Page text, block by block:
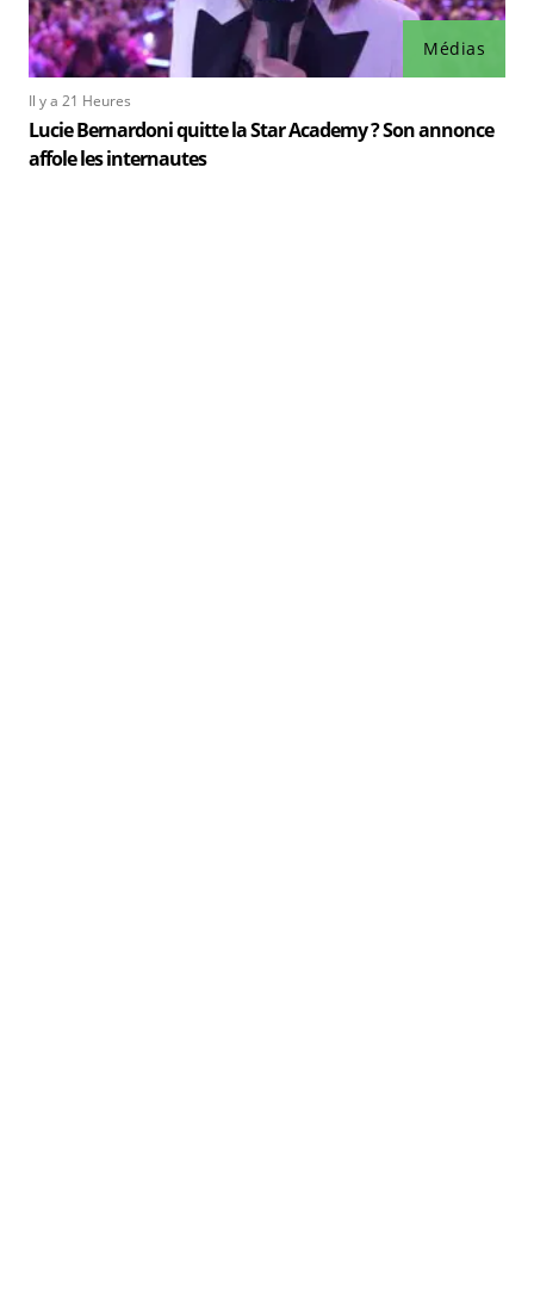
Médias
Il y a 21 Heures
Lucie Bernardoni quitte la Star Academy ? Son annonce
affole les internautes